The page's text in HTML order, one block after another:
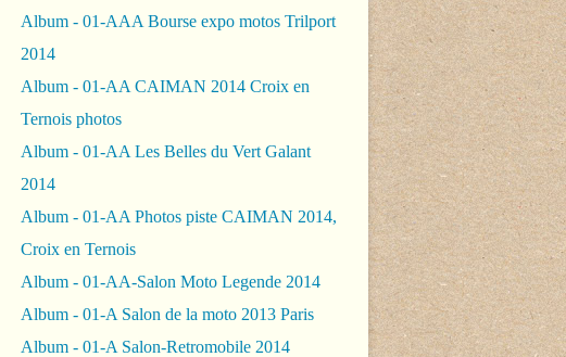
Album - 01-AAA Bourse expo motos Trilport
2014
Album - 01-AA CAIMAN 2014 Croix en
Ternois photos
Album - 01-AA Les Belles du Vert Galant
2014
Album - 01-AA Photos piste CAIMAN 2014,
Croix en Ternois
Album - 01-AA-Salon Moto Legende 2014
Album - 01-A Salon de la moto 2013 Paris
Album - 01-A Salon-Retromobile 2014